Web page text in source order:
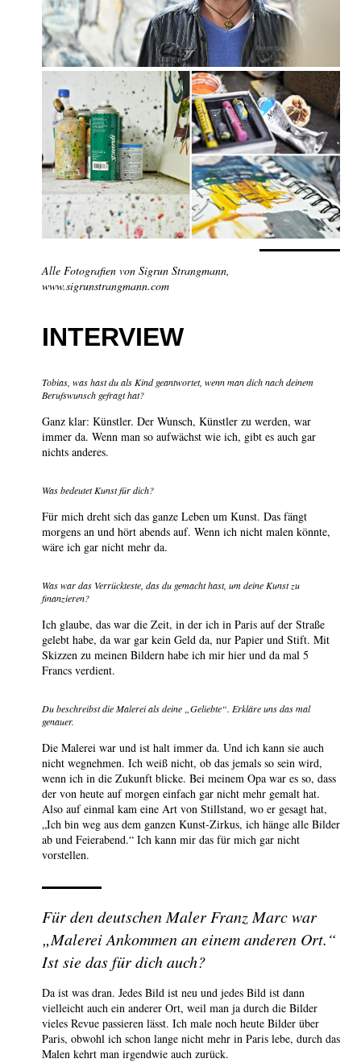
Alle Fotografien von Sigrun Strangmann,
www.sigrunstrangmann.com
INTERVIEW
Tobias, was hast du als Kind geantwortet, wenn man dich nach deinem
Berufswunsch gefragt hat?
Ganz klar: Künstler. Der Wunsch, Künstler zu werden, war
immer da. Wenn man so aufwächst wie ich, gibt es auch gar
nichts anderes.
Was bedeutet Kunst für dich?
Für mich dreht sich das ganze Leben um Kunst. Das fängt
morgens an und hört abends auf. Wenn ich nicht malen könnte,
wäre ich gar nicht mehr da.
Was war das Verrückteste, das du gemacht hast, um deine Kunst zu
finanzieren?
Ich glaube, das war die Zeit, in der ich in Paris auf der Straße
gelebt habe, da war gar kein Geld da, nur Papier und Stift. Mit
Skizzen zu meinen Bildern habe ich mir hier und da mal 5
Francs verdient.
Du beschreibst die Malerei als deine „Geliebte“. Erkläre uns das mal
genauer.
Die Malerei war und ist halt immer da. Und ich kann sie auch
nicht wegnehmen. Ich weiß nicht, ob das jemals so sein wird,
wenn ich in die Zukunft blicke. Bei meinem Opa war es so, dass
der von heute auf morgen einfach gar nicht mehr gemalt hat.
Also auf einmal kam eine Art von Stillstand, wo er gesagt hat,
„Ich bin weg aus dem ganzen Kunst-Zirkus, ich hänge alle Bilder
ab und Feierabend.“ Ich kann mir das für mich gar nicht
vorstellen.
Für den deutschen Maler Franz Marc war
„Malerei Ankommen an einem anderen Ort.“
Ist sie das für dich auch?
Da ist was dran. Jedes Bild ist neu und jedes Bild ist dann
vielleicht auch ein anderer Ort, weil man ja durch die Bilder
vieles Revue passieren lässt. Ich male noch heute Bilder über
Paris, obwohl ich schon lange nicht mehr in Paris lebe, durch das
Malen kehrt man irgendwie auch zurück.